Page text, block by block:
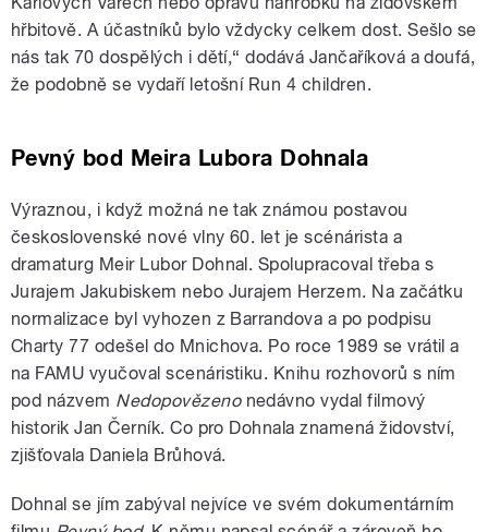
hřbitově. A účastníků bylo vždycky celkem dost. Sešlo se
nás tak 70 dospělých i dětí,“ dodává Jančaříková a doufá,
že podobně se vydaří letošní Run 4 children.
Pevný bod Meira Lubora Dohnala
Výraznou, i když možná ne tak známou postavou
československé nové vlny 60. let je scénárista a
dramaturg Meir Lubor Dohnal. Spolupracoval třeba s
Jurajem Jakubiskem nebo Jurajem Herzem. Na začátku
normalizace byl vyhozen z Barrandova a po podpisu
Charty 77 odešel do Mnichova. Po roce 1989 se vrátil a
na FAMU vyučoval scenáristiku. Knihu rozhovorů s ním
pod názvem Nedopovězeno nedávno vydal filmový
historik Jan Černík. Co pro Dohnala znamená židovství,
zjišťovala Daniela Brůhová.
Dohnal se jím zabýval nejvíce ve svém dokumentárním